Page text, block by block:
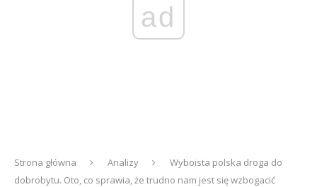
ad
Strona główna Analizy
Wyboista polska droga do
dobrobytu. Oto, co sprawia, że trudno nam jest się wzbogacić